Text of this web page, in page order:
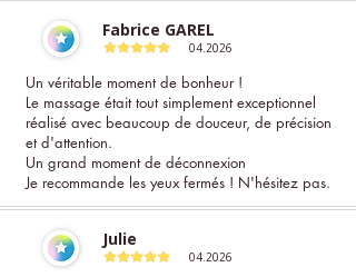
Fabrice GAREL
04.2026
Un véritable moment de bonheur !
Le massage était tout simplement exceptionnel
réalisé avec beaucoup de douceur, de précision
et d'attention.
Un grand moment de déconnexion
Je recommande les yeux fermés ! N'hésitez pas.
Julie
04.2026